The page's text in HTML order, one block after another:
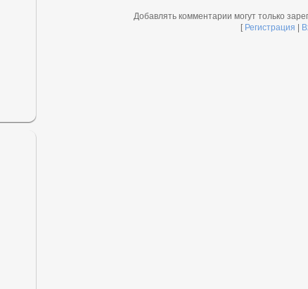
Добавлять комментарии могут только
[ Регистрация